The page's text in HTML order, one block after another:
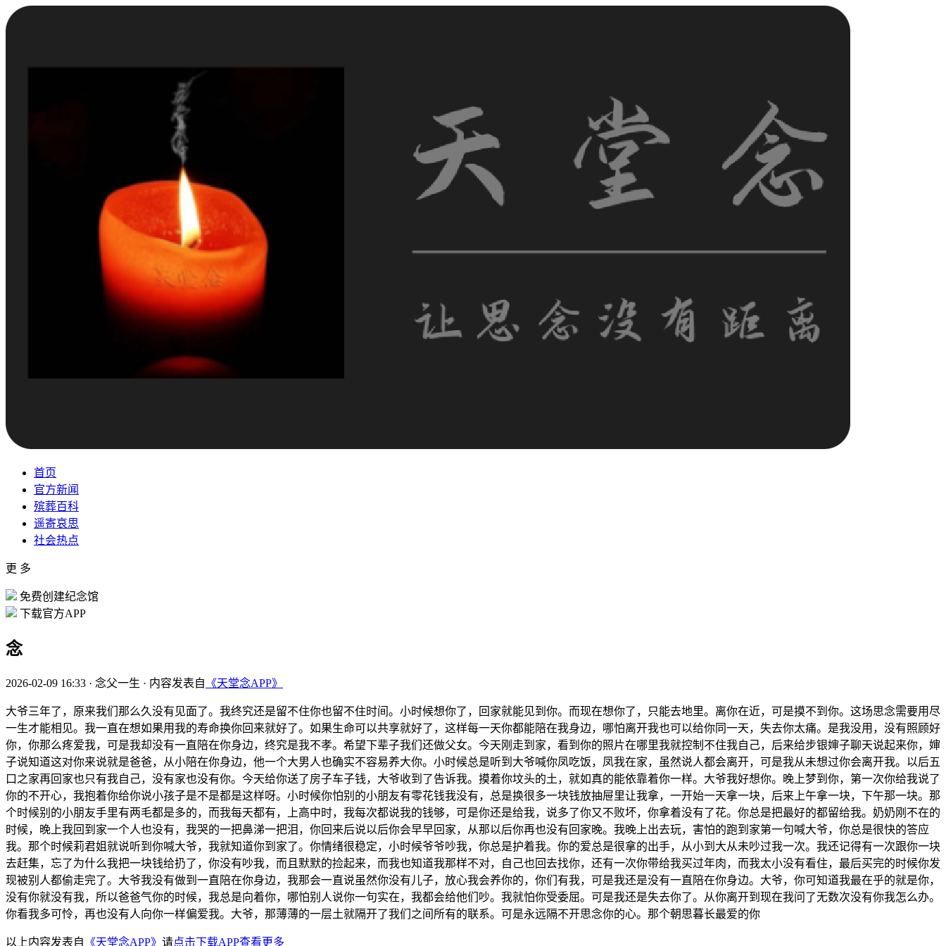
首页
官方新闻
殡葬百科
遥寄哀思
社会热点
更 多
免费创建纪念馆
下载官方APP
念
2026-02-09 16:33 · 念父一生 · 内容发表自 《天堂念APP》
大爷三年了，原来我们那么久没有见面了。我终究还是留不住你也留不住时间。小时候想你了，回家就能见到你。而现在想你了，只能去地里。离你在近，可是摸不到你。这场思念需要用尽
一生才能相见。我一直在想如果用我的寿命换你回来就好了。如果生命可以共享就好了，这样每一天你都能陪在我身边，哪怕离开我也可以给你同一天，失去你太痛。是我没用，没有照顾好
你，你那么疼爱我，可是我却没有一直陪在你身边，终究是我不孝。希望下辈子我们还做父女。今天刚走到家，看到你的照片在哪里我就控制不住我自己，后来给步银婶子聊天说起来你，婶
子说知道这对你来说就是爸爸，从小陪在你身边，他一个大男人也确实不容易养大你。小时候总是听到大爷喊你凤吃饭，凤我在家，虽然说人都会离开，可是我从未想过你会离开我。以后五
口之家再回家也只有我自己，没有家也没有你。今天给你送了房子车子钱，大爷收到了告诉我。摸着你坟头的土，就如真的能依靠着你一样。大爷我好想你。晚上梦到你，第一次你给我说了
你的不开心，我抱着你给你说小孩子是不是都是这样呀。小时候你怕别的小朋友有零花钱我没有，总是换很多一块钱放抽屉里让我拿，一开始一天拿一块，后来上午拿一块，下午那一块。那
个时候别的小朋友手里有两毛都是多的，而我每天都有，上高中时，我每次都说我的钱够，可是你还是给我，说多了你又不败坏，你拿着没有了花。你总是把最好的都留给我。奶奶刚不在的
时候，晚上我回到家一个人也没有，我哭的一把鼻涕一把泪，你回来后说以后你会早早回家，从那以后你再也没有回家晚。我晚上出去玩，害怕的跑到家第一句喊大爷，你总是很快的答应
我。那个时候莉君姐就说听到你喊大爷，我就知道你到家了。你情绪很稳定，小时候爷爷吵我，你总是护着我。你的爱总是很拿的出手，从小到大从未吵过我一次。我还记得有一次跟你一块
去赶集，忘了为什么我把一块钱给扔了，你没有吵我，而且默默的捡起来，而我也知道我那样不对，自己也回去找你，还有一次你带给我买过年肉，而我太小没有看住，最后买完的时候你发
现被别人都偷走完了。大爷我没有做到一直陪在你身边，我那会一直说虽然你没有儿子，放心我会养你的，你们有我，可是我还是没有一直陪在你身边。大爷，你可知道我最在乎的就是你，
没有你就没有我，所以爸爸气你的时候，我总是向着你，哪怕别人说你一句实在，我都会给他们吵。我就怕你受委屈。可是我还是失去你了。从你离开到现在我问了无数次没有你我怎么办。
你看我多可怜，再也没有人向你一样偏爱我。大爷，那薄薄的一层土就隔开了我们之间所有的联系。可是永远隔不开思念你的心。那个朝思暮长最爱的你
以上内容发表自 《天堂念APP》 请点击下载APP查看更多